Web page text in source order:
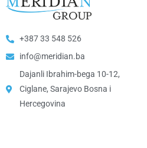
+387 33 548 526
info@meridian.ba
Dajanli Ibrahim-bega 10-12,
Ciglane, Sarajevo Bosna i
Hercegovina​